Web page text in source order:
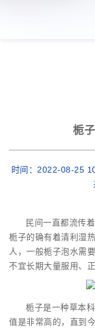
栀
时间：2022-08-25
民间一直都流传
栀子的确有着清利湿
人，一般栀子泡水需
不宜长期大量服用、
栀子是一种草本
值是非常高的，直到